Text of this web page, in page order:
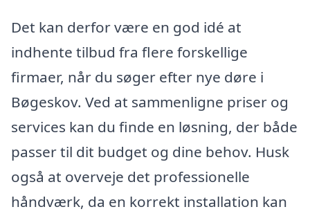
Det kan derfor være en god idé at
indhente tilbud fra flere forskellige
firmaer, når du søger efter nye døre i
Bøgeskov. Ved at sammenligne priser og
services kan du finde en løsning, der både
passer til dit budget og dine behov. Husk
også at overveje det professionelle
håndværk, da en korrekt installation kan